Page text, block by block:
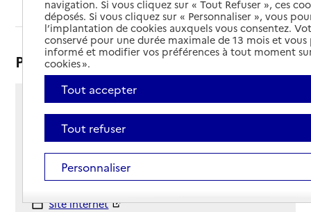
Sommaire
Présentation
50300 - Avranches
Voir itinéraire
Téléphone :
02 33 58 05 76
Site Internet
Site internet
navigation. Si vous cliquez sur « Tout Refuser », ces
déposés. Si vous cliquez sur « Personnaliser », vous
l’implantation de cookies auxquels vous consentez.
conservé pour une durée maximale de 13 mois et
informé et modifier vos préférences à tout moment
cookies ».
Tout accepter
Tout refuser
Personnaliser